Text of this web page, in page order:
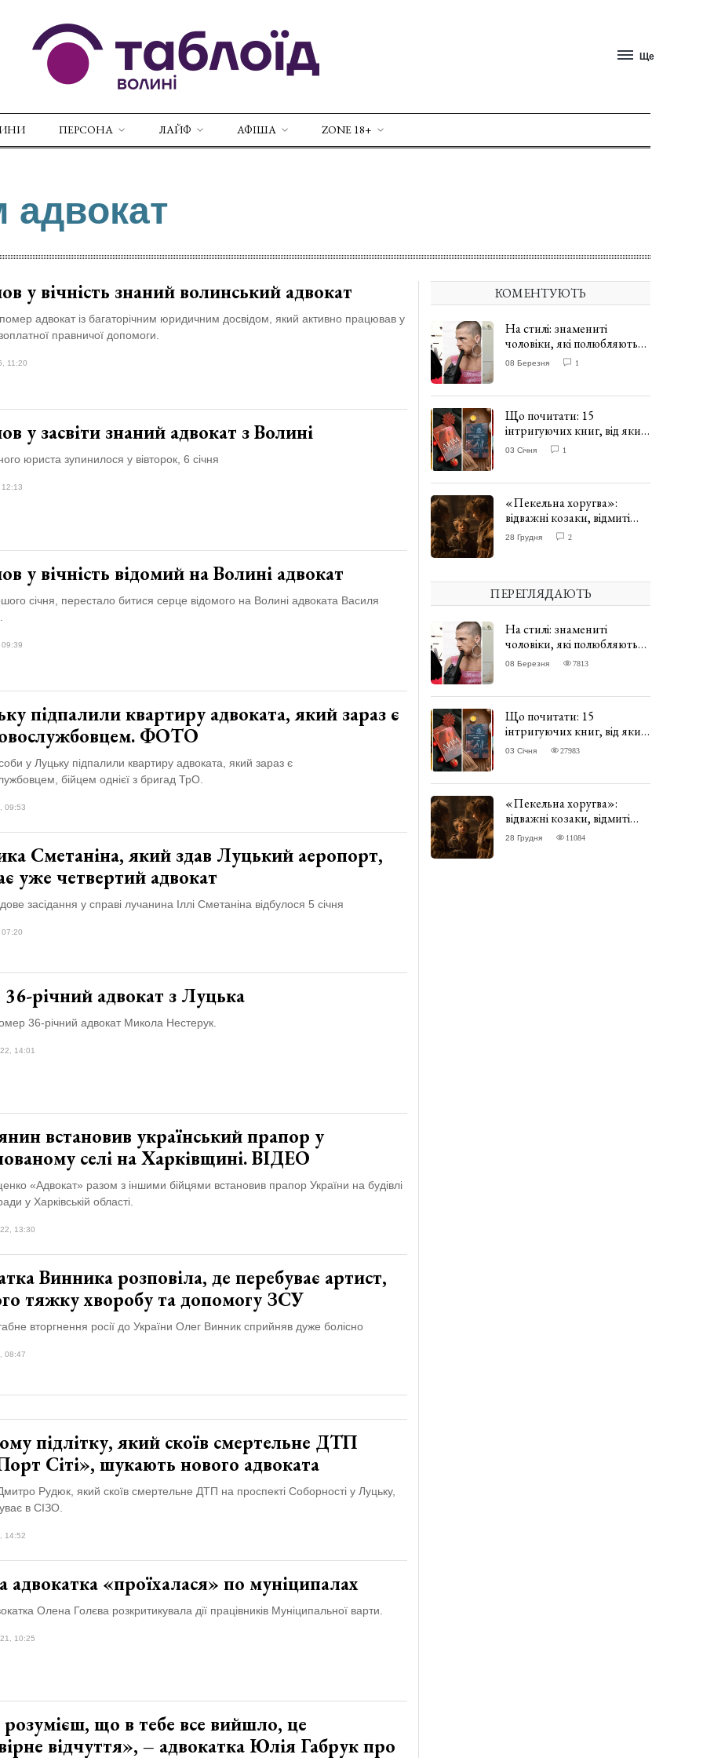
Ще
ПЕРСОНА ЛАЙФ АФІША ZONE 18+
адвокат
у вічність знаний волинський адвокат
адвокат із багаторічним юридичним досвідом, який активно працював у
правничої допомоги.
11:20
у засвіти знаний адвокат з Волині
юриста зупинилося у вівторок, 6 січня
12:13
у вічність відомий на Волині адвокат
січня, перестало битися серце відомого на Волині адвоката Василя
09:39
підпалили квартиру адвоката, який зараз є
ФОТО
у Луцьку підпалили квартиру адвоката, який зараз є
бійцем однієї з бригад ТрО.
09:53
Сметаніна, який здав Луцький аеропорт,
уже четвертий адвокат
засідання у справі лучанина Іллі Сметаніна відбулося 5 січня
07:20
річний адвокат з Луцька
36-річний адвокат Микола Нестерук.
14:01
встановив український прапор у
селі на Харківщині. ВІДЕО
«Адвокат» разом з іншими бійцями встановив прапор України на будівлі
у Харківській області.
13:30
Винника розповіла, де перебуває артист,
тяжку хворобу та допомогу ЗСУ
вторгнення росії до України Олег Винник сприйняв дуже болісно
08:47
підлітку, який скоїв смертельне ДТП
Сіті», шукають нового адвоката
Рудюк, який скоїв смертельне ДТП на проспекті Соборності у Луцьку,
в СІЗО.
14:52
адвокатка «проїхалася» по муніципалах
Олена Голєва розкритикувала дії працівників Муніципальної варти.
10:25
що в тебе все вийшло, це
відчуття», – адвокатка Юлія Габрук про
КОМЕНТУЮТЬ
На стилі: знамениті
чоловіки, які полюбляють
одягати сукні. ФОТО
08 Березня 1
Що почитати: 15
інтригуючих книг, від яких
важко відірватись. ФОТО
03 Січня 1
«Пекельна хоругва»:
відважні козаки, відмиті
чорти та відчайдушний
28 Грудня 2
ПЕРЕГЛЯДАЮТЬ
На стилі: знамениті
чоловіки, які полюбляють
одягати сукні. ФОТО
08 Березня 7813
Що почитати: 15
інтригуючих книг, від яких
важко відірватись. ФОТО
03 Січня 27983
«Пекельна хоругва»:
відважні козаки, відмиті
чорти та відчайдушний
28 Грудня 11084